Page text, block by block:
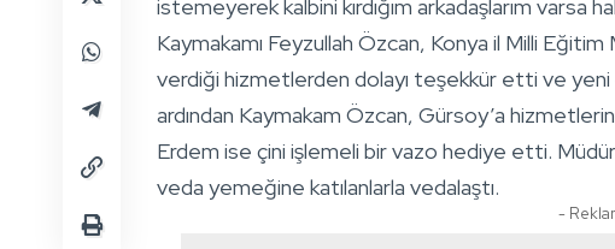
istemeyerek kalbini kırdığım arkadaşlarım varsa
Kaymakamı Feyzullah Özcan, Konya il Milli
verdiği hizmetlerden dolayı teşekkür etti ve yeni
ardından Kaymakam Özcan, Gürsoy’a
Erdem ise çini işlemeli bir vazo hediye etti.
veda yemeğine katılanlarla vedalaştı.
-